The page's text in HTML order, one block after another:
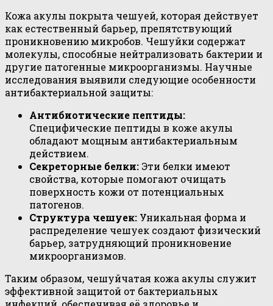
Кожа акулы покрыта чешуей, которая действует
как естественный барьер, препятствующий
проникновению микробов. Чешуйки содержат
молекулы, способные нейтрализовать бактерии и
другие патогенные микроорганизмы. Научные
исследования выявили следующие особенности
антибактериальной защиты:
Антибиотические пептиды:
Специфические пептиды в коже акулы
обладают мощным антибактериальным
действием.
Секреторные белки: Эти белки имеют
свойства, которые помогают очищать
поверхность кожи от потенциальных
патогенов.
Структура чешуек: Уникальная форма и
распределение чешуек создают физический
барьер, затрудняющий проникновение
микроорганизмов.
Таким образом, чешуйчатая кожа акулы служит
эффективной защитой от бактериальных